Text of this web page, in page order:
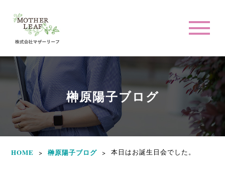
榊原陽子ブログ
HOME > 榊原陽子ブログ > 本日はお誕生日会でした。